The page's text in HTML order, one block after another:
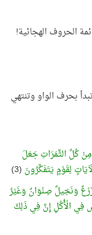
بحرف الواو وتنتهي
كُلِّ الثَّمَرَاتِ جَعَلَ
لِقَوْمٍ يَتَفَكَّرُونَ (3)
وَنَخِيلٌ صِنْوَانٌ وَغَيْرُ
فِي الْأُكُلِ إِنَّ فِي ذَلِكَ